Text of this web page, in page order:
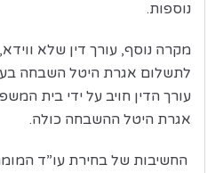
נוספות.
מקרה נוסף, עורך דין שלא
לתשלום אגרת היטל השבחה
עורך הדין חויב על ידי בית
אגרת היטל ההשבחה כולה.
החשיבות של בחירת עו”ד